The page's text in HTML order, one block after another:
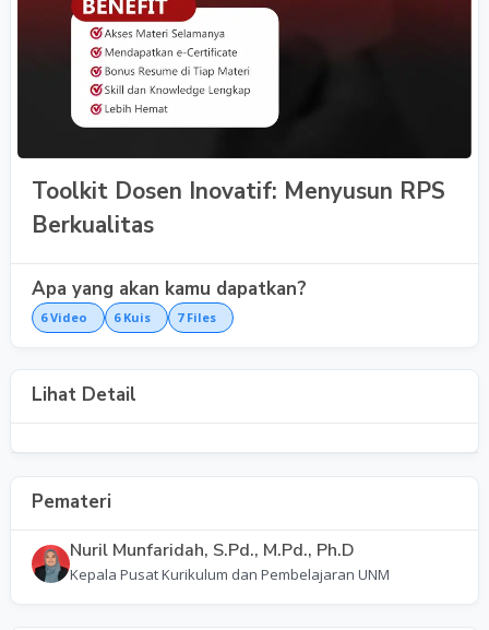
Toolkit Dosen Inovatif: Menyusun RPS
Berkualitas
Apa yang akan kamu dapatkan?
6 Video 6 Kuis 7 Files
Lihat Detail
Pemateri
Nuril Munfaridah, S.Pd., M.Pd., Ph.D
Kepala Pusat Kurikulum dan Pembelajaran UNM